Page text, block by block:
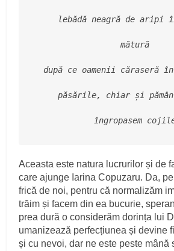
lebădă neagră de aripi
mătură
după ce oamenii căraseră
păsările, chiar și
îngropasem
Aceasta este natura lucrurilor și de
care ajunge Iarina Copuzaru. Da,
frică de noi, pentru că normalizăm
trăim și facem din ea bucurie,
prea dură o considerăm dorința lui
umanizează perfecțiunea și devine
și cu nevoi, dar ne este peste mână